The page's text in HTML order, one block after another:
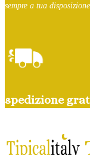
sempre a tua
spedizione